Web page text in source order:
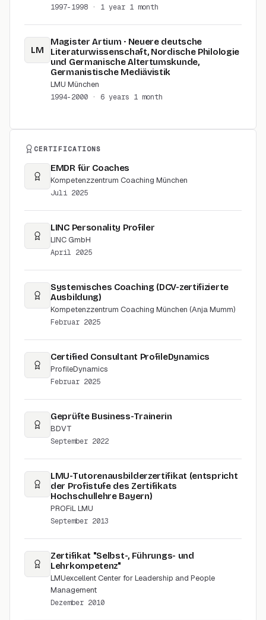
1997-1998 · 1 year 1 month
LM
Magister Artium · Neuere deutsche
Literaturwissenschaft, Nordische Philologie
und Germanische Altertumskunde,
Germanistische Mediävistik
LMU München
1994-2000 · 6 years 1 month
CERTIFICATIONS
EMDR für Coaches
Kompetenzzentrum Coaching München
Juli 2025
LINC Personality Profiler
LINC GmbH
April 2025
Systemisches Coaching (DCV-zertifizierte
Ausbildung)
Kompetenzzentrum Coaching München (Anja Mumm)
Februar 2025
Certified Consultant ProfileDynamics
ProfileDynamics
Februar 2025
Geprüfte Business-Trainerin
BDVT
September 2022
LMU-Tutorenausbilderzertifikat (entspricht
der Profistufe des Zertifikats
Hochschullehre Bayern)
PROFiL LMU
September 2013
Zertifikat "Selbst-, Führungs- und
Lehrkompetenz"
LMUexcellent Center for Leadership and People
Management
Dezember 2010